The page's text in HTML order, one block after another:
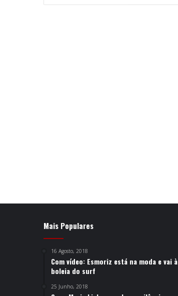
Mais Populares
16 Agosto, 2018
Com vídeo: Esmoriz está na moda e vai à
boleia do surf
25 Junho, 2018